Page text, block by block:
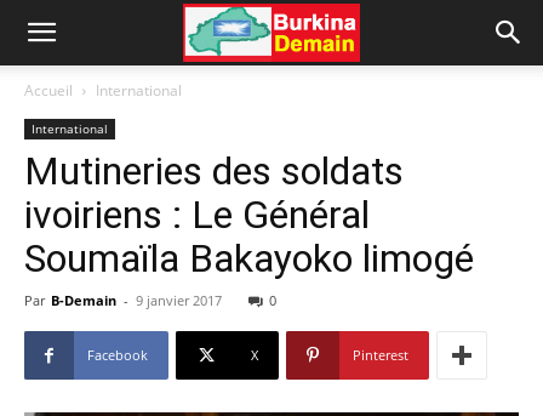
Accueil International
International
Mutineries des soldats
ivoiriens : Le Général
Soumaïla Bakayoko limogé
Par B-Demain - 9 janvier 2017 0
Facebook X Pinterest